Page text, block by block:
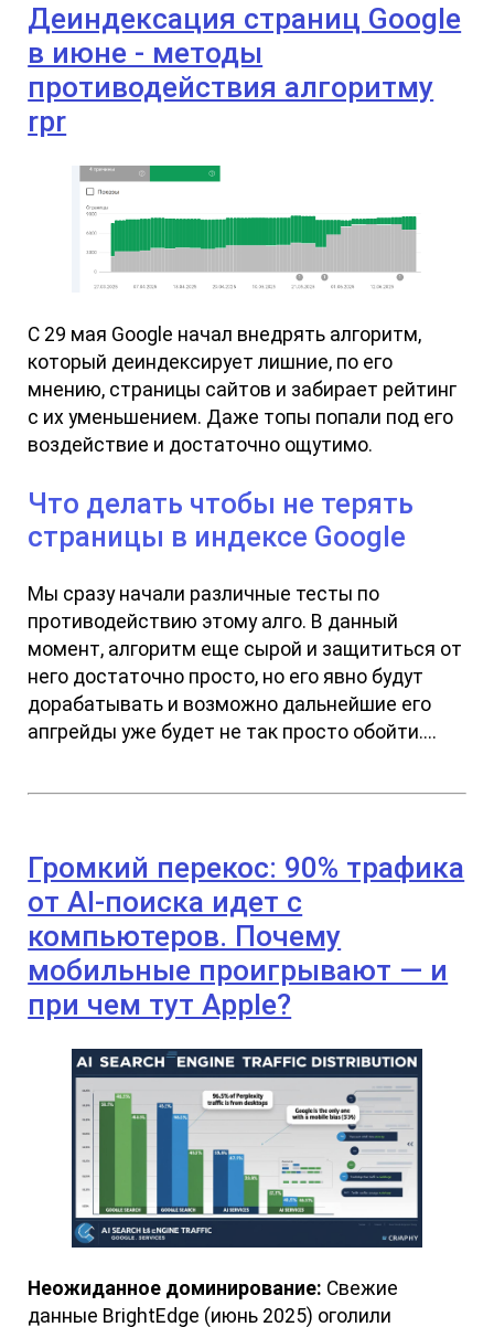
Деиндексация страниц Google
в июне - методы
противодействия алгоритму
rpr
С 29 мая Google начал внедрять алгоритм,
который деиндексирует лишние, по его
мнению, страницы сайтов и забирает рейтинг
с их уменьшением. Даже топы попали под его
воздействие и достаточно ощутимо.
Что делать чтобы не терять
страницы в индексе Google
Мы сразу начали различные тесты по
противодействию этому алго. В данный
момент, алгоритм еще сырой и защититься от
него достаточно просто, но его явно будут
дорабатывать и возможно дальнейшие его
апгрейды уже будет не так просто обойти....
Громкий перекос: 90% трафика
от AI-поиска идет с
компьютеров. Почему
мобильные проигрывают — и
при чем тут Apple?
Неожиданное доминирование: Свежие
данные BrightEdge (июнь 2025) оголили